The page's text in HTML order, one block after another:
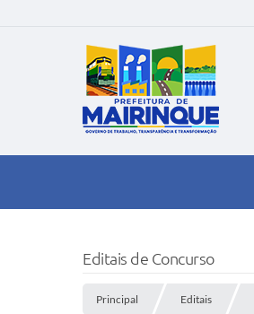
Editais de Concurso
Principal Editais